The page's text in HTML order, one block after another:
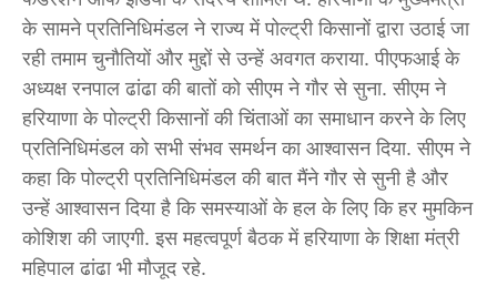
के सामने प्रतिनिधिमंडल ने राज्य में पोल्ट्री किसानों द्वारा उठाई जा
रही तमाम चुनौतियों और मुद्दों से उन्हें अवगत कराया. पीएफआई के
अध्यक्ष रनपाल ढांढा की बातों को सीएम ने गौर से सुना. सीएम ने
हरियाणा के पोल्ट्री किसानों की चिंताओं का समाधान करने के लिए
प्रतिनिधिमंडल को सभी संभव समर्थन का आश्वासन दिया. सीएम ने
कहा कि पोल्ट्री प्रतिनिधिमंडल की बात मैंने गौर से सुनी है और
उन्हें आश्वासन दिया है कि समस्याओं के हल के लिए कि हर मुमकिन
कोशिश की जाएगी. इस महत्वपूर्ण बैठक में हरियाणा के शिक्षा मंत्री
महिपाल ढांढा भी मौजूद रहे.